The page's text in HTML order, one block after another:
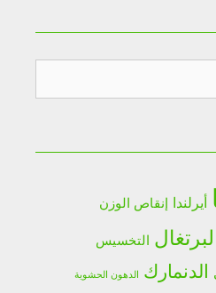
أيرلندا إنقاص الوزن
التخسيس
الدنمارك الدهون الحشوية